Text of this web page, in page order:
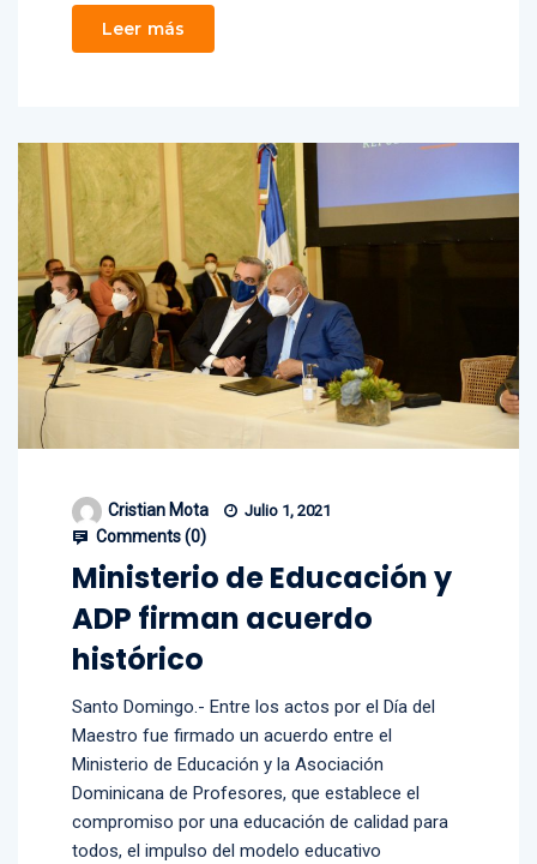
Leer más
Cristian Mota Julio 1, 2021
Comments (0)
Ministerio de Educación y
ADP firman acuerdo
histórico
Santo Domingo.- Entre los actos por el Día del
Maestro fue firmado un acuerdo entre el
Ministerio de Educación y la Asociación
Dominicana de Profesores, que establece el
compromiso por una educación de calidad para
todos, el impulso del modelo educativo